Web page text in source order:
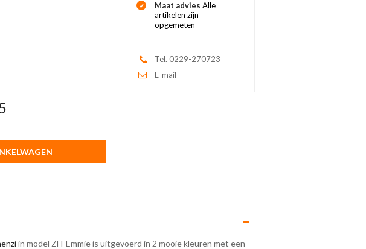
Maat adviesAlle
artikelen zijn
opgemeten
Tel. 0229-270723
E-mail
in model ZH-Emmie is uitgevoerd in 2 mooie kleuren met een